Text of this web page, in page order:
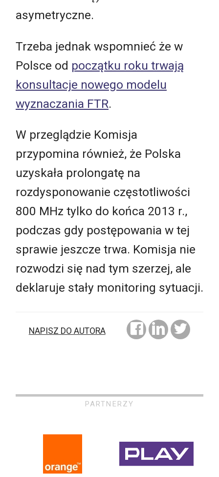
asymetryczne.
Trzeba jednak wspomnieć że w
Polsce od początku roku trwają
konsultacje nowego modelu
wyznaczania FTR.
W przeglądzie Komisja
przypomina również, że Polska
uzyskała prolongatę na
rozdysponowanie częstotliwości
800 MHz tylko do końca 2013 r.,
podczas gdy postępowania w tej
sprawie jeszcze trwa. Komisja nie
rozwodzi się nad tym szerzej, ale
deklaruje stały monitoring sytuacji.
NAPISZ DO AUTORA
PARTNERZY